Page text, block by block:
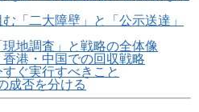
「二大障壁」と「公示送達」
地調査」と戦略の全体像
港・中国での回収戦略
ぐ実行すべきこと
成否を分ける